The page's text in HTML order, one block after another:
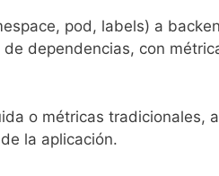
pod, labels) a
dependencias, con
o métricas tradicionales,
la aplicación.